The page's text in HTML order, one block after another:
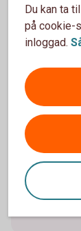
Banken
hjälpa till
följer
följas vid
kund att
förlora
viktigt att
Du kan ta
på cookie-
inloggad.